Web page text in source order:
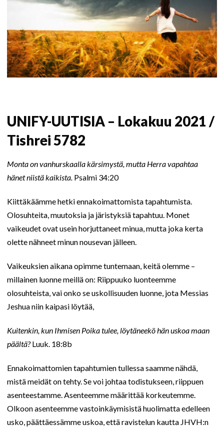
UNIFY-UUTISIA – Lokakuu 2021 /
Tishrei 5782
Monta on vanhurskaalla kärsimystä, mutta Herra vapahtaa
hänet niistä kaikista. Psalmi 34:20
Kiittäkäämme hetki ennakoimattomista tapahtumista.
Olosuhteita, muutoksia ja järistyksiä tapahtuu. Monet
vaikeudet ovat usein horjuttaneet minua, mutta joka kerta
olette nähneet minun nousevan jälleen.
Vaikeuksien aikana opimme tuntemaan, keitä olemme –
millainen luonne meillä on: Riippuuko luonteemme
olosuhteista, vai onko se uskollisuuden luonne, jota Messias
Jeshua niin kaipasi löytää,
Kuitenkin, kun Ihmisen Poika tulee, löytäneekö hän uskoa maan
päältä?Luuk. 18:8b
Ennakoimattomien tapahtumien tullessa saamme nähdä,
mistä meidät on tehty. Se voi johtaa todistukseen, riippuen
asenteestamme. Asenteemme määrittää korkeutemme.
Olkoon asenteemme vastoinkäymisistä huolimatta edelleen
usko, päättäessämme uskoa, että ravistelun kautta JHVH:n